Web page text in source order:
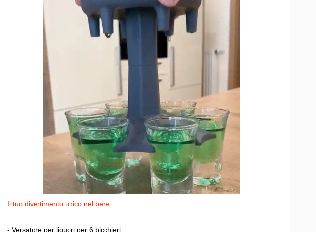
Il tuo divertimento unico nel bere
- Versatore per liquori per 6 bicchieri